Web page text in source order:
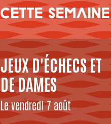
CETTE SEMAINE
JEUX D'ÉCHECS ET
DE DAMES
Le vendredi 7 août